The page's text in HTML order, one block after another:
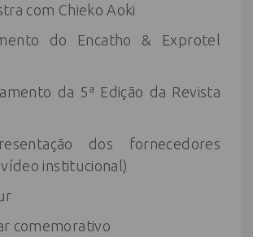
com Chieko Aoki
do Encatho & Exprotel
da 5ª Edição da Revista
dos fornecedores
institucional)
comemorativo